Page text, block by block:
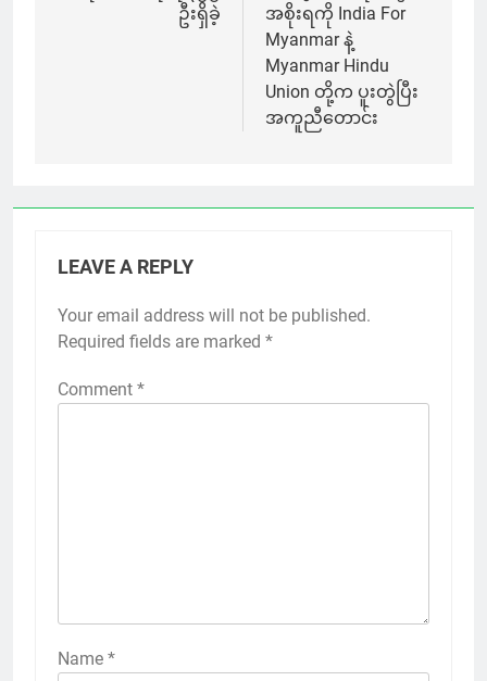
ဦးရှိခဲ့
အစိုးရကို India For
Myanmar နဲ့
Myanmar Hindu
Union တို့က ပူးတွဲပြီး
အကူညီတောင်း
LEAVE A REPLY
Your email address will not be published.
Required fields are marked *
Comment *
Name *